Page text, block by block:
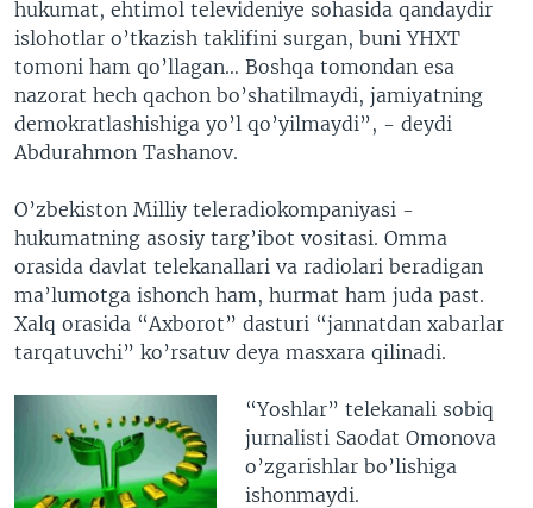
hukumat, ehtimol televideniye sohasida qandaydir
islohotlar o’tkazish taklifini surgan, buni YHXT
tomoni ham qo’llagan… Boshqa tomondan esa
nazorat hech qachon bo’shatilmaydi, jamiyatning
demokratlashishiga yo’l qo’yilmaydi”, - deydi
Abdurahmon Tashanov.
O’zbekiston Milliy teleradiokompaniyasi -
hukumatning asosiy targ’ibot vositasi. Omma
orasida davlat telekanallari va radiolari beradigan
ma’lumotga ishonch ham, hurmat ham juda past.
Xalq orasida “Axborot” dasturi “jannatdan xabarlar
tarqatuvchi” ko’rsatuv deya masxara qilinadi.
“Yoshlar” telekanali sobiq
jurnalisti Saodat Omonova
o’zgarishlar bo’lishiga
ishonmaydi.